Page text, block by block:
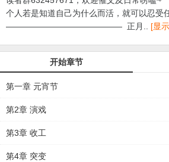
个人若是知道自己为什么而活，就可以忍受
—————————————— 正月.. [显
开始章节
第一章 元宵节
第2章 演戏
第3章 收工
第4章 突变